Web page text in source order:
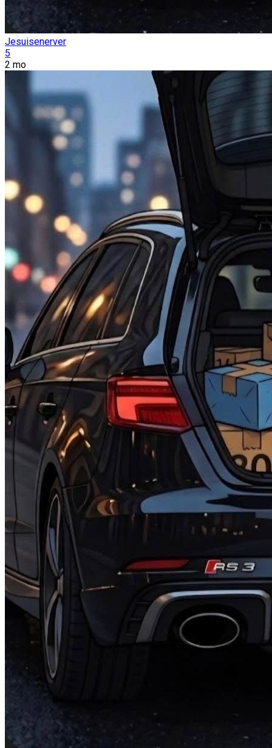
Jesuisenerver
5
2 mo